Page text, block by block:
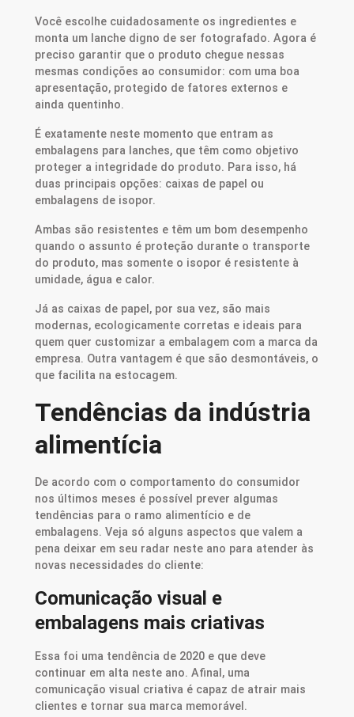
Você escolhe cuidadosamente os ingredientes e
monta um lanche digno de ser fotografado. Agora é
preciso garantir que o produto chegue nessas
mesmas condições ao consumidor: com uma boa
apresentação, protegido de fatores externos e
ainda quentinho.
É exatamente neste momento que entram as
embalagens para lanches, que têm como objetivo
proteger a integridade do produto. Para isso, há
duas principais opções: caixas de papel ou
embalagens de isopor.
Ambas são resistentes e têm um bom desempenho
quando o assunto é proteção durante o transporte
do produto, mas somente o isopor é resistente à
umidade, água e calor.
Já as caixas de papel, por sua vez, são mais
modernas, ecologicamente corretas e ideais para
quem quer customizar a embalagem com a marca da
empresa. Outra vantagem é que são desmontáveis, o
que facilita na estocagem.
Tendências da indústria
alimentícia
De acordo com o comportamento do consumidor
nos últimos meses é possível prever algumas
tendências para o ramo alimentício e de
embalagens. Veja só alguns aspectos que valem a
pena deixar em seu radar neste ano para atender às
novas necessidades do cliente:
Comunicação visual e
embalagens mais criativas
Essa foi uma tendência de 2020 e que deve
continuar em alta neste ano. Afinal, uma
comunicação visual criativa é capaz de atrair mais
clientes e tornar sua marca memorável.